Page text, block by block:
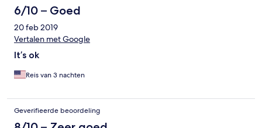
6/10 – Goed
20 feb 2019
Vertalen met Google
It’s ok
Reis van 3 nachten
Geverifieerde beoordeling